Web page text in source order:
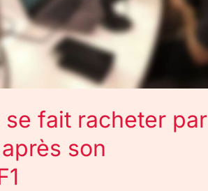
fait racheter par
son